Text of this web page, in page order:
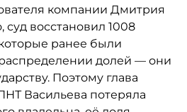
компании Дмитрия
суд восстановил 1008
ранее были
долей — они
Поэтому глава
Васильева потеряла